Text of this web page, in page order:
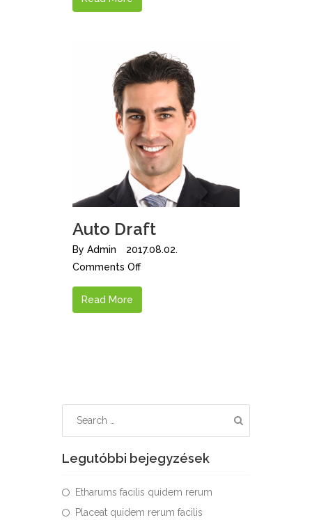
Auto Draft
By Admin
2017.08.02.
Comments Off
Read More
Legutóbbi bejegyzések
Etharums facilis quidem rerum
Placeat quidem rerum facilis